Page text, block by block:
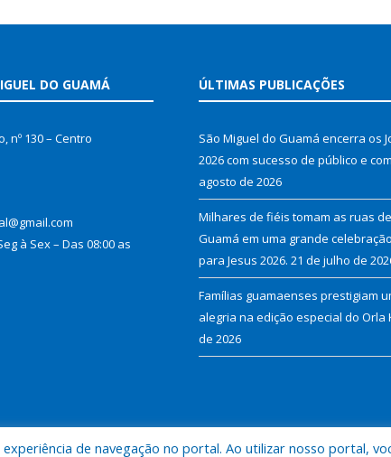
DO GUAMÁ
nº 130 – Centro
à Sex – Das 08:00 as
ÚLTIMAS PUBLICAÇÕES
São Miguel do Guamá encerra os
2026 com sucesso de público e
agosto de 2026
Milhares de fiéis tomam as ruas
Guamá em uma grande
para Jesus 2026. 21 de julho de
Famílias guamaenses prestigiam
alegria na edição especial do Orla
de 2026
de navegação no portal. Ao utilizar nosso portal,